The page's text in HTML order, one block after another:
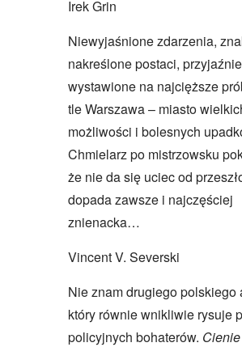
Irek Grin
Niewyjaśnione zdarzenia,
nakreślone postaci, przyjaźnie
wystawione na najcięższe
tle Warszawa – miasto
możliwości i bolesnych
Chmielarz po mistrzowsku
że nie da się uciec od
dopada zawsze i najczęściej
znienacka…
Vincent V. Severski
Nie znam drugiego polskiego
który równie wnikliwie rysuje
policyjnych bohaterów. Cienie